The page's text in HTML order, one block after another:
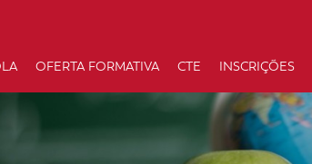
OFERTA FORMATIVA CTE INSCRIÇÕES